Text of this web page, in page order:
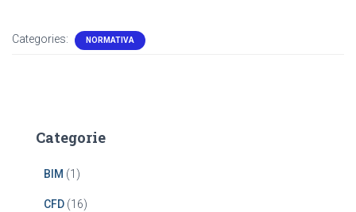
Categories: NORMATIVA
Categorie
BIM (1)
CFD (16)